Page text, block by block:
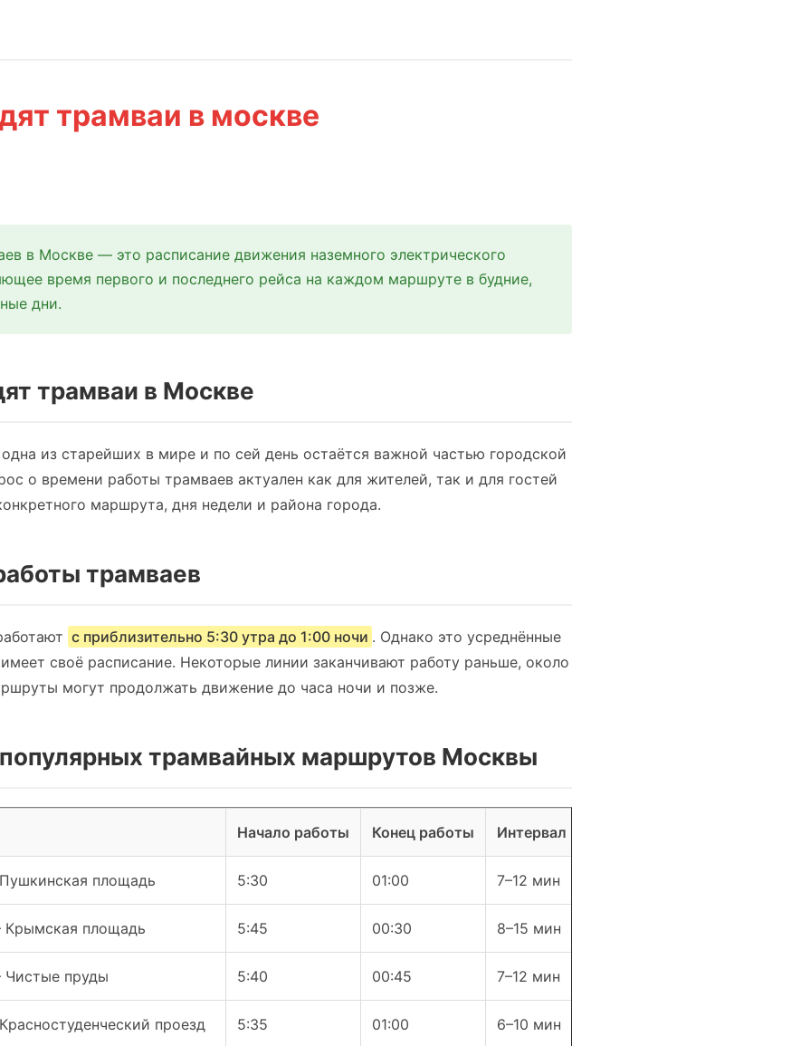
трамваи в москве
в Москве — это расписание движения наземного электрического
время первого и последнего рейса на каждом маршруте в будние,
дни.
трамваи в Москве
из старейших в мире и по сей день остаётся важной частью городской
о времени работы трамваев актуален как для жителей, так и для гостей
маршрута, дня недели и района города.
трамваев
с приблизительно 5:30 утра до 1:00 ночи . Однако это усреднённые
своё расписание. Некоторые линии заканчивают работу раньше, около
могут продолжать движение до часа ночи и позже.
трамвайных маршрутов Москвы
Начало работы Конец работы Интервал (день)
площадь 5:30 01:00 7–12 мин
Крымская площадь 5:45 00:30 8–15 мин
Чистые пруды 5:40 00:45 7–12 мин
проезд 5:35 01:00 6–10 мин